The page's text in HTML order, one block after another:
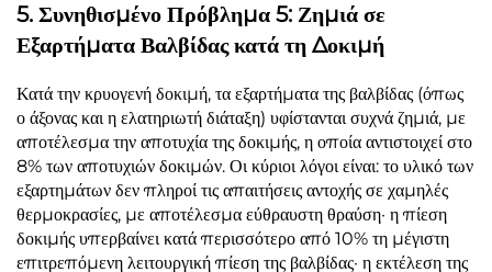
5. Συνηθισμένο Πρόβλημα 5: Ζημιά σε
Εξαρτήματα Βαλβίδας κατά τη Δοκιμή
Κατά την κρυογενή δοκιμή, τα εξαρτήματα της βαλβίδας (όπως
ο άξονας και η ελατηριωτή διάταξη) υφίστανται συχνά ζημιά, με
αποτέλεσμα την αποτυχία της δοκιμής, η οποία αντιστοιχεί στο
8% των αποτυχιών δοκιμών. Οι κύριοι λόγοι είναι: το υλικό των
εξαρτημάτων δεν πληροί τις απαιτήσεις αντοχής σε χαμηλές
θερμοκρασίες, με αποτέλεσμα εύθραυστη θραύση· η πίεση
δοκιμής υπερβαίνει κατά περισσότερο από 10% τη μέγιστη
επιτρεπόμενη λειτουργική πίεση της βαλβίδας· η εκτέλεση της